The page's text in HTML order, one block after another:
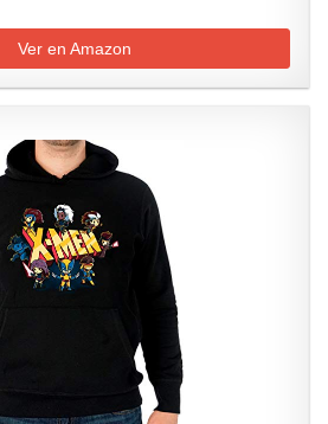
Ver en Amazon